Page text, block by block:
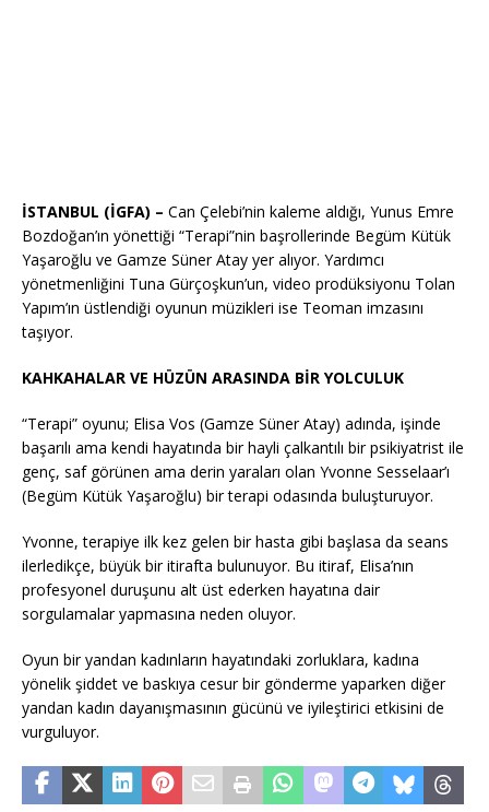
İSTANBUL (İGFA) – Can Çelebi’nin kaleme aldığı, Yunus Emre
Bozdoğan’ın yönettiği “Terapi”nin başrollerinde Begüm Kütük
Yaşaroğlu ve Gamze Süner Atay yer alıyor. Yardımcı
yönetmenliğini Tuna Gürçoşkun’un, video prodüksiyonu Tolan
Yapım’ın üstlendiği oyunun müzikleri ise Teoman imzasını
taşıyor.
KAHKAHALAR VE HÜZÜN ARASINDA BİR YOLCULUK
“Terapi” oyunu; Elisa Vos (Gamze Süner Atay) adında, işinde
başarılı ama kendi hayatında bir hayli çalkantılı bir psikiyatrist ile
genç, saf görünen ama derin yaraları olan Yvonne Sesselaar’ı
(Begüm Kütük Yaşaroğlu) bir terapi odasında buluşturuyor.
Yvonne, terapiye ilk kez gelen bir hasta gibi başlasa da seans
ilerledikçe, büyük bir itirafta bulunuyor. Bu itiraf, Elisa’nın
profesyonel duruşunu alt üst ederken hayatına dair
sorgulamalar yapmasına neden oluyor.
Oyun bir yandan kadınların hayatındaki zorluklara, kadına
yönelik şiddet ve baskıya cesur bir gönderme yaparken diğer
yandan kadın dayanışmasının gücünü ve iyileştirici etkisini de
vurguluyor.